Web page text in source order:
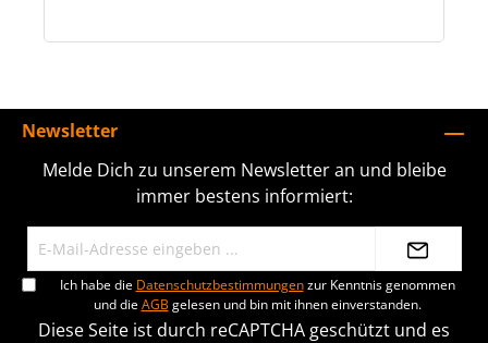
Newsletter
Melde Dich zu unserem Newsletter an und bleibe
immer bestens informiert:
Ich habe die Datenschutzbestimmungenzur Kenntnis genommen
und dieAGB gelesen und bin mit ihnen einverstanden.
Diese Seite ist durch reCAPTCHA geschützt und es